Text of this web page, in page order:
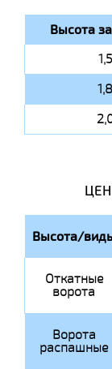
Высота
1,5
1,8
Высота/
Откатные
ворота
Ворота
распашные